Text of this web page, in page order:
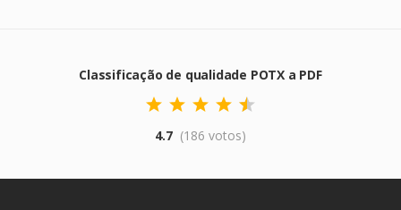
Classificação de qualidade POTX a PDF
4.7 (186 votos)